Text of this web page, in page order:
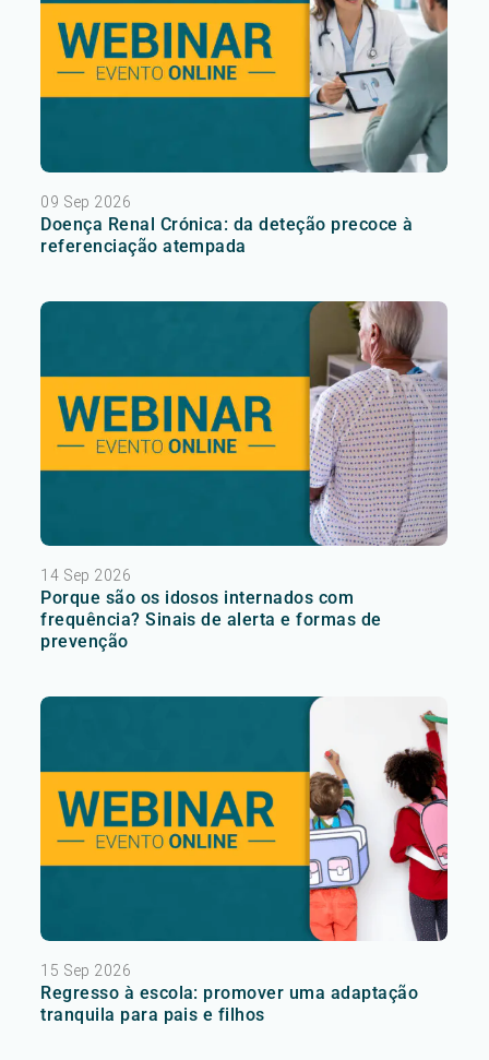
09 Sep 2026
Doença Renal Crónica: da deteção precoce à
referenciação atempada
14 Sep 2026
Porque são os idosos internados com
frequência? Sinais de alerta e formas de
prevenção
15 Sep 2026
Regresso à escola: promover uma adaptação
tranquila para pais e filhos